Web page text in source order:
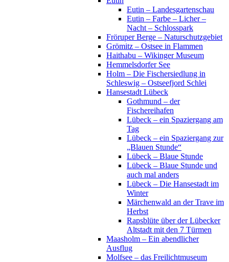
Eutin – Landesgartenschau
Eutin – Farbe – Licher –
Nacht – Schlosspark
Fröruper Berge – Naturschutzgebiet
Grömitz – Ostsee in Flammen
Haithabu – Wikinger Museum
Hemmelsdorfer See
Holm – Die Fischersiedlung in
Schleswig – Ostseefjord Schlei
Hansestadt Lübeck
Gothmund – der
Fischereihafen
Lübeck – ein Spaziergang am
Tag
Lübeck – ein Spaziergang zur
„Blauen Stunde“
Lübeck – Blaue Stunde
Lübeck – Blaue Stunde und
auch mal anders
Lübeck – Die Hansestadt im
Winter
Märchenwald an der Trave im
Herbst
Rapsblüte über der Lübecker
Altstadt mit den 7 Türmen
Maasholm – Ein abendlicher
Ausflug
Molfsee – das Freilichtmuseum